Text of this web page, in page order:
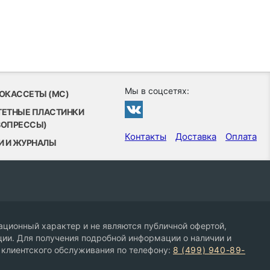
(MC)
ПЛАСТИНКИ
И ЖУРНАЛЫ
Мы в соцсетях:
Контакты Доставка Оплата
характер и не являются публичной офертой,
Для получения подробной информации о наличии и
обслуживания по телефону: 8 (499) 940-89-